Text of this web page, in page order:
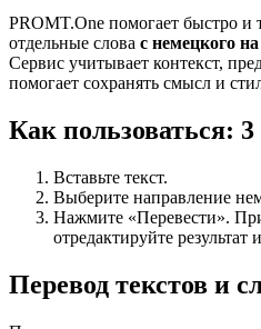
PROMT.One помогает быстро и
отдельные слова с немецкого
Сервис учитывает контекст,
помогает сохранять смысл и
Как пользоваться:
Вставьте текст.
Выберите направление
Нажмите «Перевести».
отредактируйте результат
Перевод текстов и